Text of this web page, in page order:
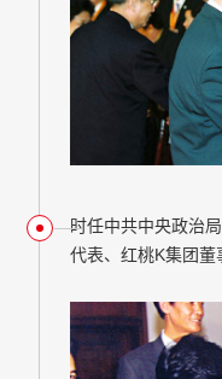
时任中共中央政治
代表、红桃K集团董